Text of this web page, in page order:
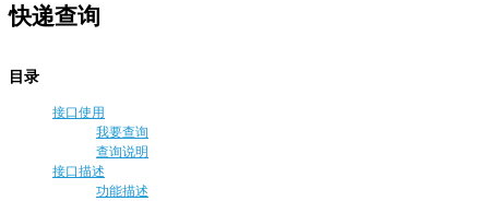
快递查询
目录
接口使用
我要查询
查询说明
接口描述
功能描述